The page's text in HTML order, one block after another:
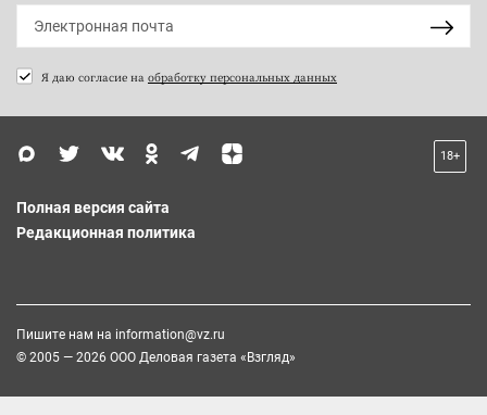
Я даю согласие на обработку персональных данных
18+
Полная версия сайта
Редакционная политика
Пишите нам на information@vz.ru
© 2005 — 2026 ООО Деловая газета «Взгляд»